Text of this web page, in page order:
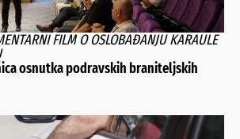
FILM O OSLOBAĐANJU KARAULE
osnutka podravskih braniteljskih